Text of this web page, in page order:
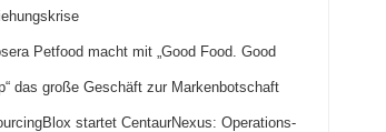
Petfood macht mit „Good Food. Good
das große Geschäft zur Markenbotschaft
startet CentaurNexus: Operations-